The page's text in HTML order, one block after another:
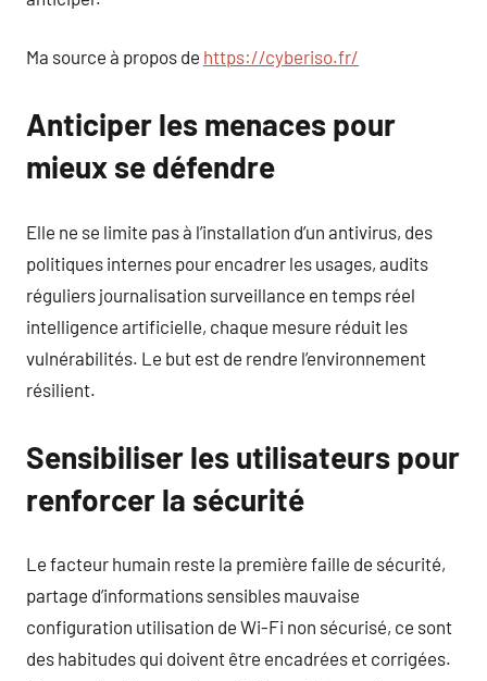
Ma source à propos de https://cyberiso.fr/
Anticiper les menaces pour
mieux se défendre
Elle ne se limite pas à l’installation d’un antivirus, des
politiques internes pour encadrer les usages, audits
réguliers journalisation surveillance en temps réel
intelligence artificielle, chaque mesure réduit les
vulnérabilités. Le but est de rendre l’environnement
résilient.
Sensibiliser les utilisateurs pour
renforcer la sécurité
Le facteur humain reste la première faille de sécurité,
partage d’informations sensibles mauvaise
configuration utilisation de Wi-Fi non sécurisé, ce sont
des habitudes qui doivent être encadrées et corrigées.